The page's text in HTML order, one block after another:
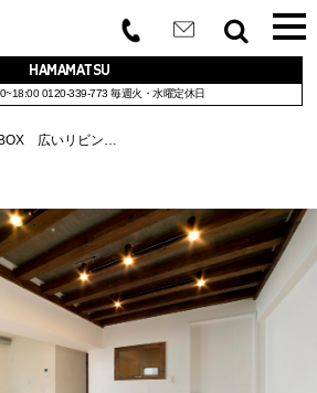
HAMAMATSU
0120-339-773 毎週火・水曜定休日
広いリビン…